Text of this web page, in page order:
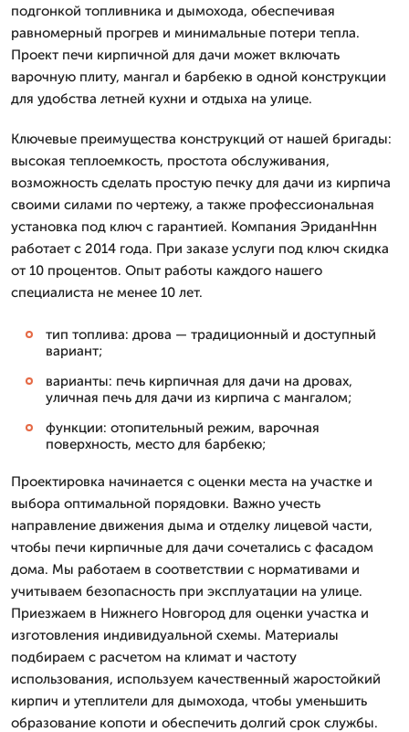
подгонкой топливника и дымохода, обеспечивая
равномерный прогрев и минимальные потери тепла.
Проект печи кирпичной для дачи может включать
варочную плиту, мангал и барбекю в одной конструкции
для удобства летней кухни и отдыха на улице.
Ключевые преимущества конструкций от нашей бригады:
высокая теплоемкость, простота обслуживания,
возможность сделать простую печку для дачи из кирпича
своими силами по чертежу, а также профессиональная
установка под ключ с гарантией. Компания ЭриданНнн
работает с 2014 года. При заказе услуги под ключ скидка
от 10 процентов. Опыт работы каждого нашего
специалиста не менее 10 лет.
тип топлива: дрова — традиционный и доступный
вариант;
варианты: печь кирпичная для дачи на дровах,
уличная печь для дачи из кирпича с мангалом;
функции: отопительный режим, варочная
поверхность, место для барбекю;
Проектировка начинается с оценки места на участке и
выбора оптимальной порядовки. Важно учесть
направление движения дыма и отделку лицевой части,
чтобы печи кирпичные для дачи сочетались с фасадом
дома. Мы работаем в соответствии с нормативами и
учитываем безопасность при эксплуатации на улице.
Приезжаем в Нижнего Новгород для оценки участка и
изготовления индивидуальной схемы. Материалы
подбираем с расчетом на климат и частоту
использования, используем качественный жаростойкий
кирпич и утеплители для дымохода, чтобы уменьшить
образование копоти и обеспечить долгий срок службы.